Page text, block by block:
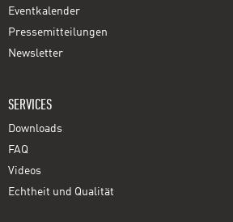
Eventkalender
Pressemitteilungen
Newsletter
SERVICES
Downloads
FAQ
Videos
Echtheit und Qualität